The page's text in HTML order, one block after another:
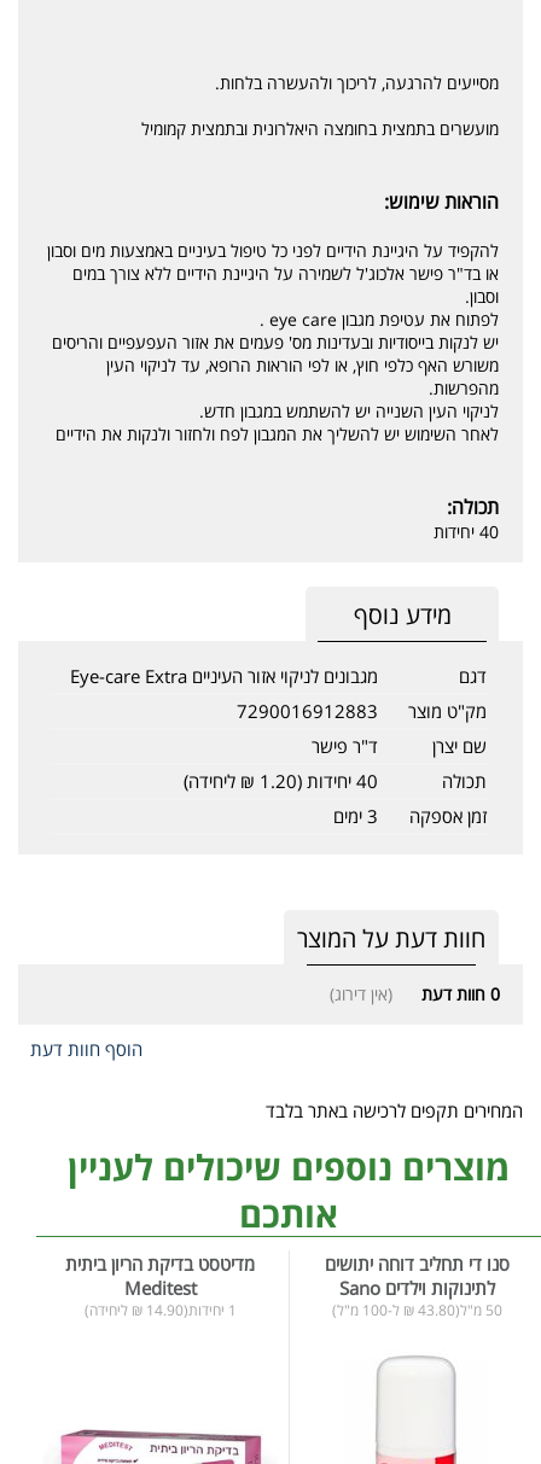
מסייעים להרגעה, לריכוך ולהעשרה בלחות.
מועשרים בתמצית בחומצה היאלרונית ובתמצית קמומיל
הוראות שימוש:
להקפיד על היגיינת הידיים לפני כל טיפול בעיניים באמצעות מים וסבון
או בד"ר פישר אלכוג'ל לשמירה על היגיינת הידיים ללא צורך במים
וסבון.
לפתוח את עטיפת מגבון eye care .
יש לנקות בייסודיות ובעדינות מס' פעמים את אזור העפעפיים והריסים
משורש האף כלפי חוץ, או לפי הוראות הרופא, עד לניקוי העין
מהפרשות.
לניקוי העין השנייה יש להשתמש במגבון חדש.
לאחר השימוש יש להשליך את המגבון לפח ולחזור ולנקות את הידיים
תכולה:
40 יחידות
מידע נוסף
דגם
מגבונים לניקוי אזור העיניים Eye-care Extra
מק"ט מוצר
7290016912883
שם יצרן
ד"ר פישר
תכולה
40 יחידות (1.20 ₪ ליחידה)
זמן אספקה
3 ימים
חוות דעת על המוצר
0 חוות דעת (אין דירוג)
הוסף חוות דעת
המחירים תקפים לרכישה באתר בלבד
מוצרים נוספים שיכולים לעניין
אותכם
סנו די תחליב דוחה יתושים
לתינוקות וילדים Sano
50 מ"ל(43.80 ₪ ל-100 מ"ל)
מדיטסט בדיקת הריון ביתית
Meditest
1 יחידות(14.90 ₪ ליחידה)